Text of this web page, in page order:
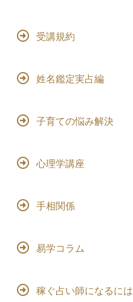
受講規約
姓名鑑定実占編
子育ての悩み解決
心理学講座
手相関係
易学コラム
稼ぐ占い師になるには